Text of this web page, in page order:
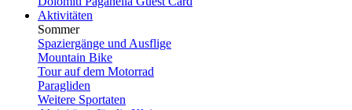
Aktivitäten
Sommer
Spaziergänge und Ausflige
Mountain Bike
Tour auf dem Motorrad
Paragliden
Weitere Sportaten